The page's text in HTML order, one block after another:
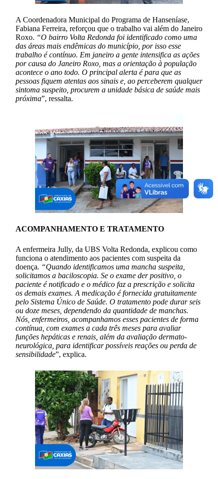
A Coordenadora Municipal do Programa de Hanseníase,
Fabiana Ferreira, reforçou que o trabalho vai além do Janeiro
Roxo. “O bairro Volta Redonda foi identificado como uma
das áreas mais endêmicas do município, por isso esse
trabalho é contínuo. Em janeiro a gente intensifica as ações
por causa do Janeiro Roxo, mas a orientação à população
acontece o ano todo. O principal alerta é para que as
pessoas fiquem atentas aos sinais e, ao perceberem qualquer
sintoma suspeito, procurem a unidade básica de saúde mais
próxima”, ressalta.
ACOMPANHAMENTO E TRATAMENTO
A enfermeira Jully, da UBS Volta Redonda, explicou como
funciona o atendimento aos pacientes com suspeita da
doença. “Quando identificamos uma mancha suspeita,
solicitamos a baciloscopia. Se o exame der positivo, o
paciente é notificado e o médico faz a prescrição e solicita
os demais exames. A medicação é fornecida gratuitamente
pelo Sistema Único de Saúde. O tratamento pode durar seis
ou doze meses, dependendo da quantidade de manchas.
Nós, enfermeiros, acompanhamos esses pacientes de forma
contínua, com exames a cada três meses para avaliar
funções hepáticas e renais, além da avaliação dermato-
neurológica, para identificar possíveis reações ou perda de
sensibilidade”, explica.